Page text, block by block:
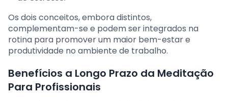
Os dois conceitos, embora distintos,
complementam-se e podem ser integrados na
rotina para promover um maior bem-estar e
produtividade no ambiente de trabalho.
Benefícios a Longo Prazo da Meditação
Para Profissionais